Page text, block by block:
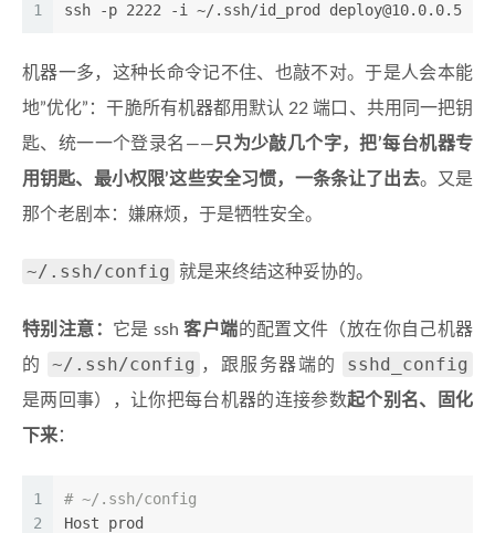
1 ssh -p 2222 -i ~/.ssh/id_prod deploy@10.0.0.5
机器一多，这种长命令记不住、也敲不对。于是人会本能
地”优化”：干脆所有机器都用默认 22 端口、共用同一把钥
匙、统一一个登录名——只为少敲几个字，把’每台机器专
用钥匙、最小权限’这些安全习惯，一条条让了出去。又是
那个老剧本：嫌麻烦，于是牺牲安全。
~/.ssh/config 就是来终结这种妥协的。
特别注意： 它是 ssh客户端的配置文件（放在你自己机器
的
~/.ssh/config ，跟服务器端的 sshd_config
是两回事），让你把每台机器的连接参数起个别名、固化
下来：
1
2
# ~/.ssh/config
Host prod